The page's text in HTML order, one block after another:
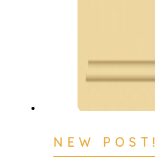
NEW POST!